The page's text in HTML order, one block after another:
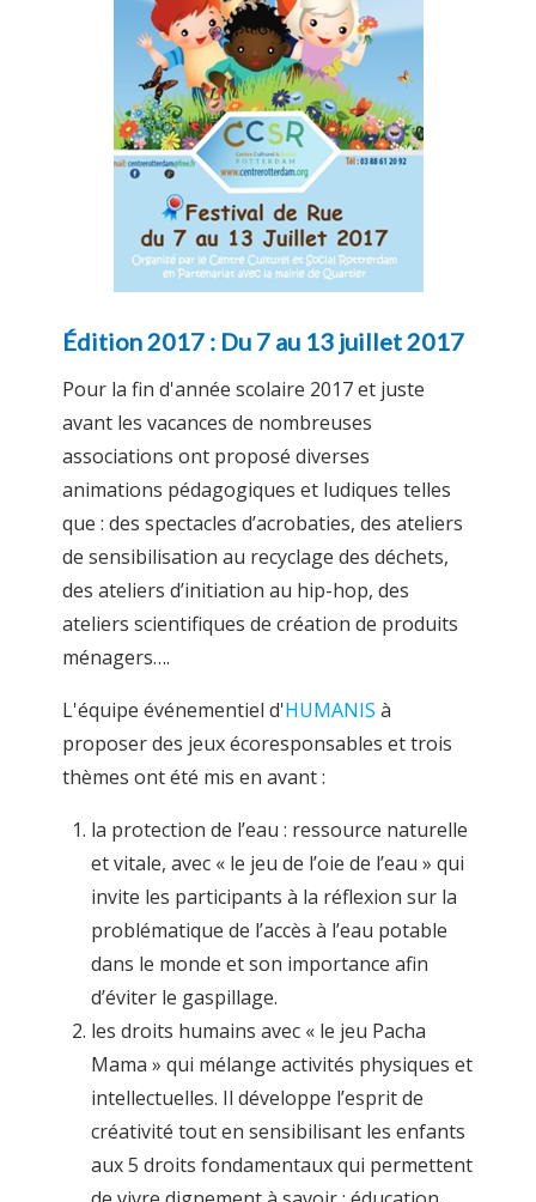
Édition 2017 : Du 7 au 13 juillet 2017
Pour la fin d'année scolaire 2017 et juste
avant les vacances de nombreuses
associations ont proposé diverses
animations pédagogiques et ludiques telles
que : des spectacles d’acrobaties, des ateliers
de sensibilisation au recyclage des déchets,
des ateliers d’initiation au hip-hop, des
ateliers scientifiques de création de produits
ménagers….
L'équipe événementiel d'HUMANIS à
proposer des jeux écoresponsables et trois
thèmes ont été mis en avant :
la protection de l’eau : ressource naturelle
et vitale, avec « le jeu de l’oie de l’eau » qui
invite les participants à la réflexion sur la
problématique de l’accès à l’eau potable
dans le monde et son importance afin
d’éviter le gaspillage.
les droits humains avec « le jeu Pacha
Mama » qui mélange activités physiques et
intellectuelles. Il développe l’esprit de
créativité tout en sensibilisant les enfants
aux 5 droits fondamentaux qui permettent